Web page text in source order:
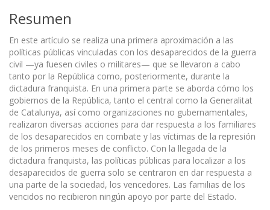
Resumen
En este artículo se realiza una primera aproximación a las
políticas públicas vinculadas con los desaparecidos de la guerra
civil —ya fuesen civiles o militares— que se llevaron a cabo
tanto por la República como, posteriormente, durante la
dictadura franquista. En una primera parte se aborda cómo los
gobiernos de la República, tanto el central como la Generalitat
de Catalunya, así como organizaciones no gubernamentales,
realizaron diversas acciones para dar respuesta a los familiares
de los desaparecidos en combate y las víctimas de la represión
de los primeros meses de conflicto. Con la llegada de la
dictadura franquista, las políticas públicas para localizar a los
desaparecidos de guerra solo se centraron en dar respuesta a
una parte de la sociedad, los vencedores. Las familias de los
vencidos no recibieron ningún apoyo por parte del Estado.